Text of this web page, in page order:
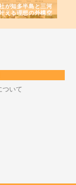
が知多半島と三河
える理想の外構空
ついて